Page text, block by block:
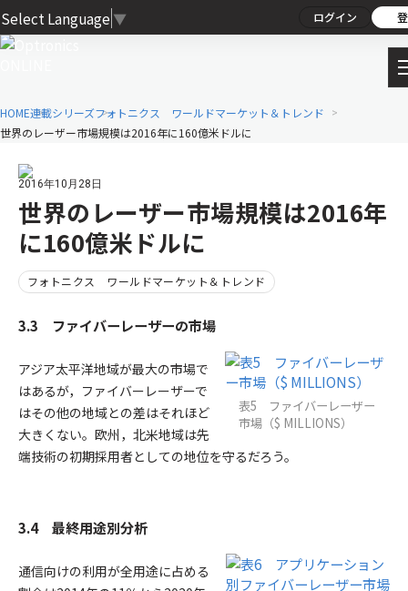
Select Language ▼ ログイン
HOME連載シリーズフォトニクス ワールドマーケット＆トレンド
世界のレーザー市場規模は2016年に160億米ドルに
2016年10月28日
世界のレーザー市場規模は2016年
に160億米ドルに
フォトニクス ワールドマーケット＆トレンド
3.3 ファイバーレーザーの市場
表5 ファイバーレーザー
市場（$ MILLIONS）
アジア太平洋地域が最大の市場で
はあるが，ファイバーレーザーで
はその他の地域との差はそれほど
大きくない。欧州，北米地域は先
端技術の初期採用者としての地位を守るだろう。
3.4 最終用途別分析
通信向けの利用が全用途に占める